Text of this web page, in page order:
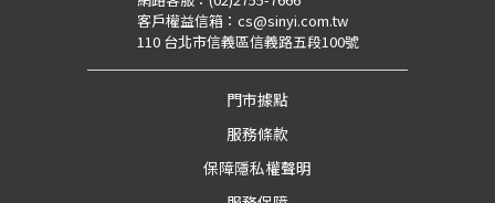
客戶權益信箱： cs@sinyi.com.tw
110 台北市信義區信義路五段100號
門市據點
服務條款
保障隱私權聲明